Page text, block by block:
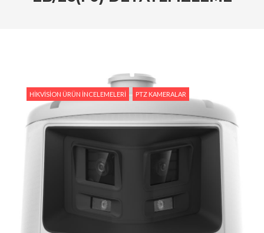
#Hikvision AI Teknolojileri ile Güvenlikte Yeni
Dönem
#Yapay Zeka Destekli Kamera Sistemlerinin
Avantajları
#Hikvision Akıllı Video İzleme: Özellikler ve
Avantajlar
HIKVISION ÜRÜN İNCELEMELERI PTZ KAMERALAR